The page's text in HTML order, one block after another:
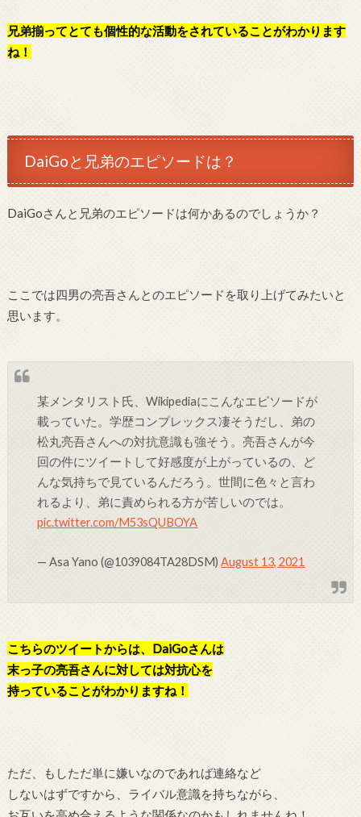
兄弟揃ってとても個性的な活動をされていることがわかります
ね！
DaiGoと兄弟のエピソードは？
DaiGoさんと兄弟のエピソードは何かあるのでしょうか？
ここでは四男の亮吾さんとのエピソードを取り上げてみたいと
思います。
某メンタリスト氏、Wikipediaにこんなエピソードが
載っていた。学歴コンプレックス凄そうだし、弟の
松丸亮吾さんへの対抗意識も強そう。亮吾さんが今
回の件にツイートして好感度が上がっているの、ど
んな気持ちで見ているんだろう。世間に色々と言わ
れるより、弟に責められる方が苦しいのでは。
pic.twitter.com/M53sQUBOYA
— Asa Yano (@1039084TA28DSM)August 13, 2021
こちらのツイートからは、DaiGoさんは
末っ子の亮吾さんに対しては対抗心を
持っていることがわかりますね！
ただ、もしただ単に嫌いなのであれば連絡など
しないはずですから、ライバル意識を持ちながら、